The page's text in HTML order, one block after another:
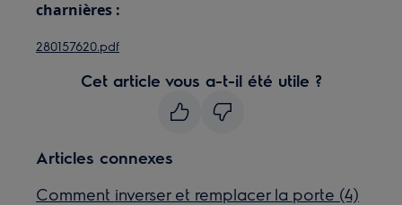
charnières :
280157620.pdf
Cet article vous a-t-il été utile ?
Articles connexes
Comment inverser et remplacer la porte (4)